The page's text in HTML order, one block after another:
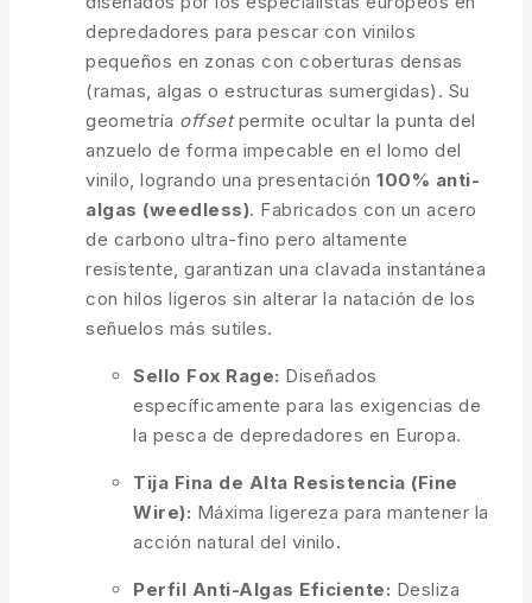
depredadores para pescar con vinilos
pequeños en zonas con coberturas densas
(ramas, algas o estructuras sumergidas). Su
geometría offsetpermite ocultar la punta del
anzuelo de forma impecable en el lomo del
vinilo, logrando una presentación 100% anti-
algas (weedless). Fabricados con un acero
de carbono ultra-fino pero altamente
resistente, garantizan una clavada instantánea
con hilos ligeros sin alterar la natación de los
señuelos más sutiles.
Sello Fox Rage: Diseñados
específicamente para las exigencias de
la pesca de depredadores en Europa.
Tija Fina de Alta Resistencia (Fine
Wire): Máxima ligereza para mantener la
acción natural del vinilo.
Perfil Anti-Algas Eficiente: Desliza